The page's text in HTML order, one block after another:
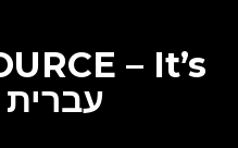
Within You – עברית